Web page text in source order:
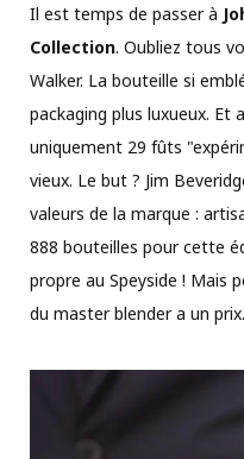
Il est temps de passer à
Collection. Oubliez tous
Walker. La bouteille si
packaging plus luxueux. Et
uniquement 29 fûts
vieux. Le but ? Jim
valeurs de la marque :
888 bouteilles pour cette
propre au Speyside ! Mais
du master blender a un